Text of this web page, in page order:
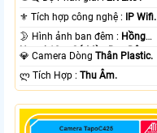
⚜️ Tích hợp công nghệ :
IP Wifi.
🌛 Hình ảnh ban đêm : Hồng
Ngoại 10m Có Màu Ban Ðêm.
💎 Camera DòngThân Plastic.
️ლ Tích Hợp :Thu Âm.